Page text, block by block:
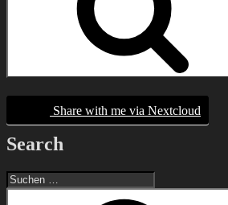
Share with me via Nextcloud
Search
Suchen
nach: